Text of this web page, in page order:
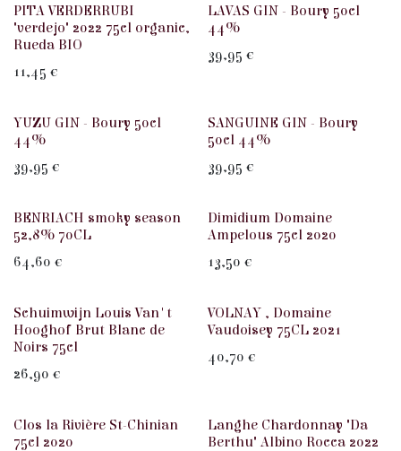
Wit
PITA VERDERRUBI
"verdejo" 2022 75cl organic,
Rueda BIO
11,45 €
LAVAS GIN - Boury 50cl
44%
39,95 €
YUZU GIN - Boury 50cl
44%
39,95 €
SANGUINE GIN - Boury
50cl 44%
39,95 €
Promo
BENRIACH smoky season
52,8% 70CL
64,60 €
Rood
Dimidium Domaine
Ampelous 75cl 2020
13,50 €
Wit
Schuimwijn Louis Van't
Hooghof Brut Blanc de
Noirs 75cl
26,90 €
Rood
VOLNAY , Domaine
Vaudoisey 75CL 2021
40,70 €
Rood
Clos la Rivière St-Chinian
75cl 2020
Wit
Langhe Chardonnay "Da
Berthu" Albino Rocca 2022